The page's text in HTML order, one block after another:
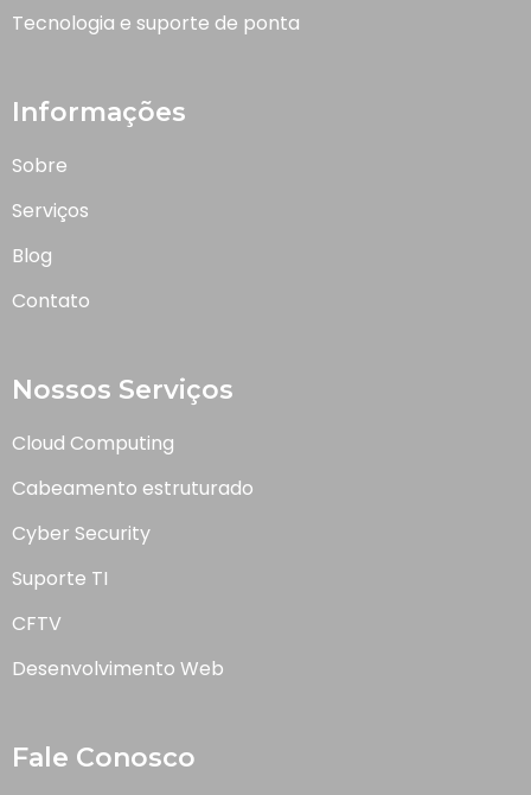
Tecnologia e suporte de ponta
Informações
Sobre
Serviços
Blog
Contato
Nossos Serviços
Cloud Computing
Cabeamento estruturado
Cyber Security
Suporte TI
CFTV
Desenvolvimento Web
Fale Conosco